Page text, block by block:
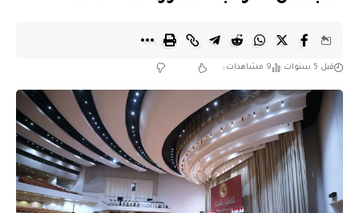
قبل 5 سنوات 9 مشاهدات